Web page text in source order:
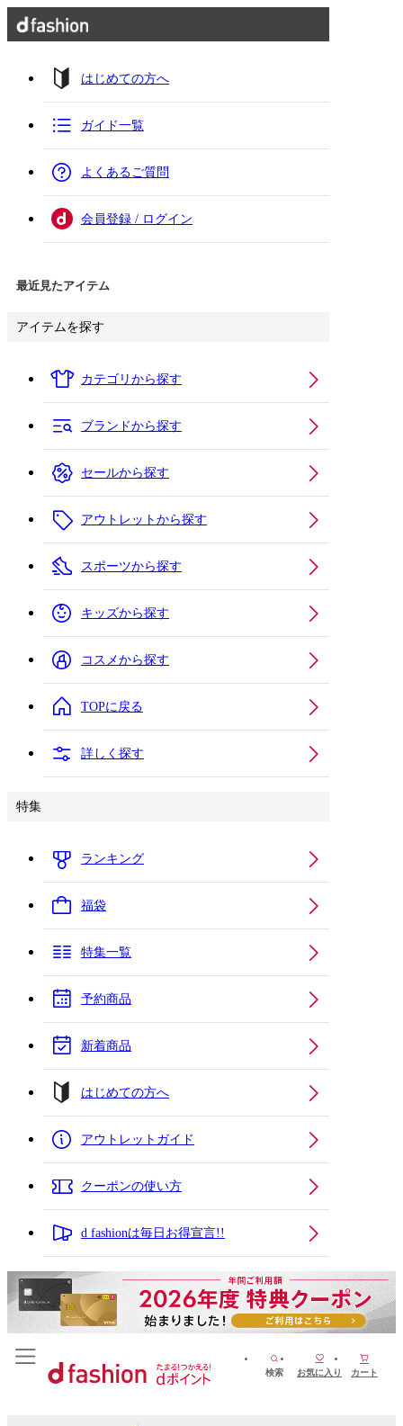
はじめての方へ
ガイド一覧
よくあるご質問
会員登録 / ログイン
最近見たアイテム
アイテムを探す
カテゴリから探す
ブランドから探す
セールから探す
アウトレットから探す
スポーツから探す
キッズから探す
コスメから探す
TOPに戻る
詳しく探す
特集
ランキング
福袋
特集一覧
予約商品
新着商品
はじめての方へ
アウトレットガイド
クーポンの使い方
d fashionは毎日お得宣言!!
検索 お気に入り カート